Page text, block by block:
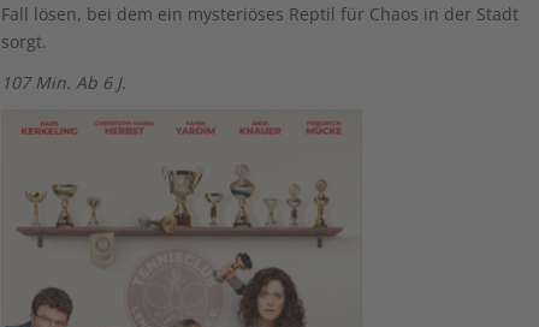
Fall lösen, bei dem ein mysteriöses Reptil für Chaos in der Stadt
sorgt.
107 Min. Ab 6 J.